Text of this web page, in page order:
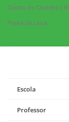
Quinta do Cruzeiro |
Ponte de Lima
Escola
Professor